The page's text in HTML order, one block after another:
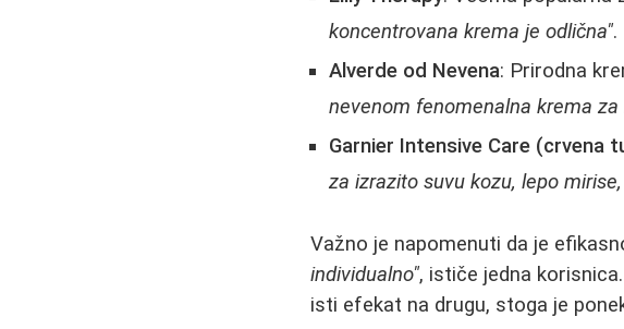
koncentrovana krema je odlična".
Alverde od Nevena: Prirodna
nevenom fenomenalna krema za
Garnier Intensive Care (crvena
za izrazito suvu kozu, lepo
Važno je napomenuti da je
individualno", ističe jedna
isti efekat na drugu, stoga je